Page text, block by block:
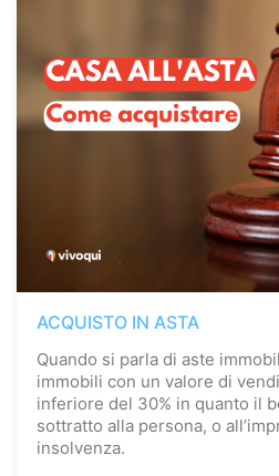
ACQUISTO IN ASTA
Quando si parla di aste
immobili con un valore di
inferiore del 30% in quanto il
sottratto alla persona, o
insolvenza.